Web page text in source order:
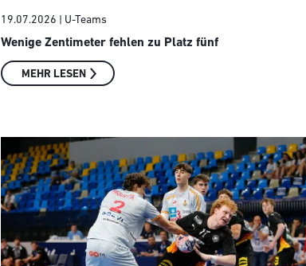
19.07.2026 | U-Teams
Wenige Zentimeter fehlen zu Platz fünf
MEHR LESEN